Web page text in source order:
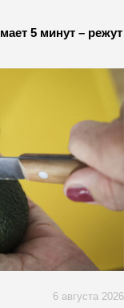
5 минут – режут
6 августа 2026